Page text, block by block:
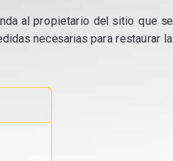
al propietario del sitio que se
necesarias para restaurar la